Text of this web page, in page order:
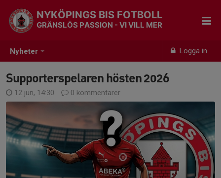
Nyheter Logga in
NYKÖPINGS BIS FOTBOLL
GRÄNSLÖS PASSION - VI VILL MER
Supporterspelaren hösten 2026
12 jun, 14:30 0 kommentarer